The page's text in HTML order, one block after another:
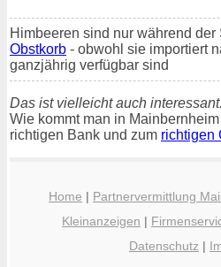
Himbeeren sind nur während der
Obstkorb - obwohl sie importiert
ganzjährig verfügbar sind
Das ist vielleicht auch
Wie kommt man in
richtigen Bank und zum richtigen
Home | Partnervermittlung
Kleinanzeigen |
Datenschutz |